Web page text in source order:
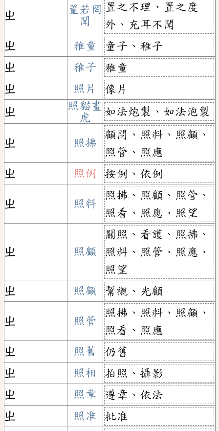
ㄓ
置若罔
聞
置之不理、置之度
外、充耳不聞
ㄓ
稚童
童子、稚子
ㄓ
稚子
稚童
ㄓ
照片
像片
ㄓ
照貓畫
虎
如法炮製、如法泡製
ㄓ 照拂
顧問、照料、照顧、
照管、照應
ㄓ
照例 按例、依例
ㄓ 照料
照拂、照顧、照管、
照看、照應、照望
ㄓ 照顧
關照、看護、照拂、
照料、照管、照應、
照望
ㄓ
照顧 幫襯、光顧
ㄓ 照管
照拂、照料、照顧、
照看、照應
ㄓ
照舊
仍舊
ㄓ
照相
拍照、攝影
ㄓ
照章
遵章、依法
ㄓ
照准
批准